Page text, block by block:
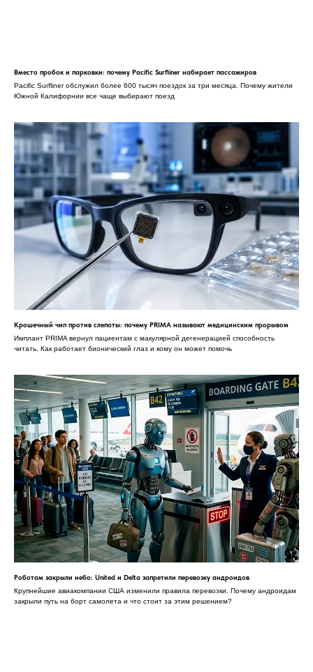
Вместо пробок и парковки: почему Pacific Surfliner набирает пассажиров
Pacific Surfliner обслужил более 600 тысяч поездок за три месяца. Почему жители
Южной Калифорнии все чаще выбирают поезд
Крошечный чип против слепоты: почему PRIMA называют медицинским прорывом
Имплант PRIMA вернул пациентам с макулярной дегенерацией способность
читать. Как работает бионический глаз и кому он может помочь
Роботам закрыли небо: United и Delta запретили перевозку андроидов
Крупнейшие авиакомпании США изменили правила перевозки. Почему андроидам
закрыли путь на борт самолета и что стоит за этим решением?